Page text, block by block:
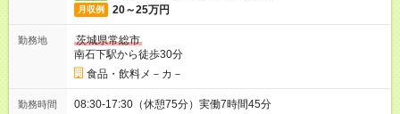
月収例 20～25万円
勤務地
茨城県常総市
南石下駅から徒歩30分
食品・飲料メ－カ－
勤務時間 08:30-17:30（休憩75分）実働7時間45分